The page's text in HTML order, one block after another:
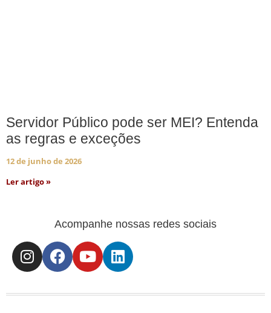
Servidor Público pode ser MEI? Entenda
as regras e exceções
12 de junho de 2026
Ler artigo »
Acompanhe nossas redes sociais